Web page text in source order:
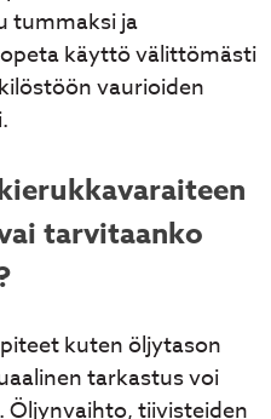
tummaksi ja
käyttö välittömästi
vaurioiden
tarvitaanko
kuten öljytason
tarkastus voi
tiivisteiden